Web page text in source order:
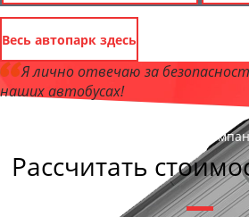
Весь автопарк здесь
Я лично отвечаю за
наших автобусах!
, директор
Рассчитать